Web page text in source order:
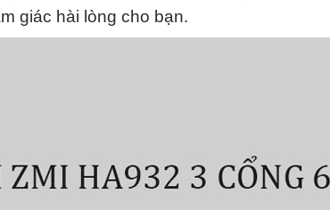
giác hài lòng cho bạn.